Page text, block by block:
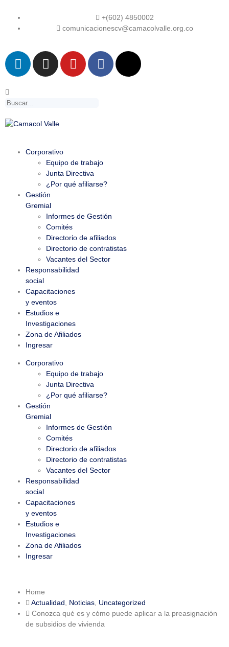
+(602) 4850002
comunicacionescv@camacolvalle.org.co
Corporativo
Equipo de trabajo
Junta Directiva
¿Por qué afiliarse?
Gestión
Gremial
Informes de Gestión
Comités
Directorio de afiliados
Directorio de contratistas
Vacantes del Sector
Responsabilidad
social
Capacitaciones
y eventos
Estudios e
Investigaciones
Zona de Afiliados
Ingresar
Corporativo
Equipo de trabajo
Junta Directiva
¿Por qué afiliarse?
Gestión
Gremial
Informes de Gestión
Comités
Directorio de afiliados
Directorio de contratistas
Vacantes del Sector
Responsabilidad
social
Capacitaciones
y eventos
Estudios e
Investigaciones
Zona de Afiliados
Ingresar
Home
Actualidad
Noticias Uncategorized
Conozca qué es y cómo puede aplicar a la preasignación
de subsidios de vivienda